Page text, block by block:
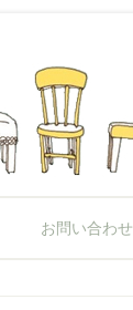
お問い合わせ